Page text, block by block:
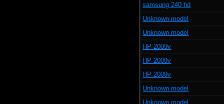
samsung 240 hd
Unknown model
Unknown model
HP 2009v
HP 2009v
HP 2009v
Unknown model
Unknown model